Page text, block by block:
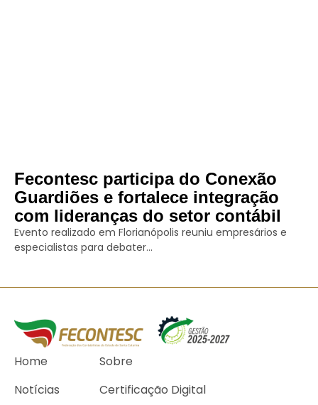
Fecontesc participa do Conexão
Guardiões e fortalece integração
com lideranças do setor contábil
Evento realizado em Florianópolis reuniu empresários e
especialistas para debater...
Home
Sobre
Notícias
Certificação Digital